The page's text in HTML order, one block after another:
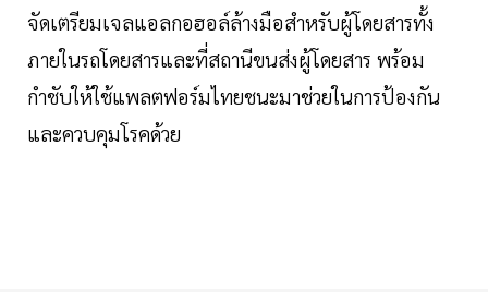
จัดเตรียมเจลแอลกอฮอล์ล้างมือสำหรับผู้โดยสารทั้ง
ภายในรถโดยสารและที่สถานีขนส่งผู้โดยสาร พร้อม
กำชับให้ใช้แพลตฟอร์มไทยชนะมาช่วยในการป้องกัน
และควบคุมโรคด้วย